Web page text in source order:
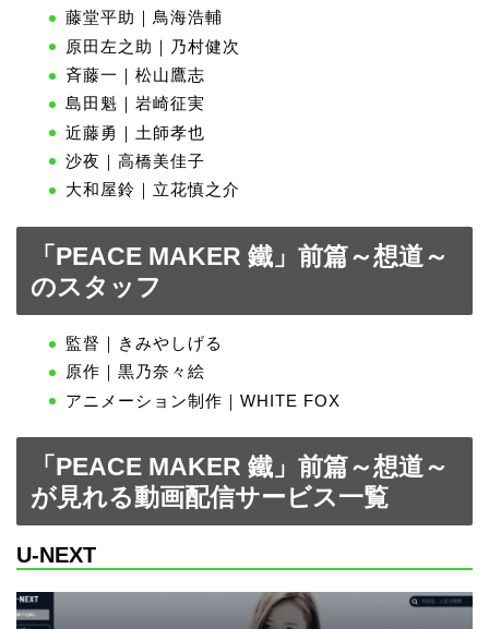
藤堂平助｜鳥海浩輔
原田左之助｜乃村健次
斉藤一｜松山鷹志
島田魁｜岩崎征実
近藤勇｜土師孝也
沙夜｜高橋美佳子
大和屋鈴｜立花慎之介
「PEACE MAKER 鐵」前篇～想道～
のスタッフ
監督｜きみやしげる
原作｜黒乃奈々絵
アニメーション制作｜WHITE FOX
「PEACE MAKER 鐵」前篇～想道～
が見れる動画配信サービス一覧
U-NEXT